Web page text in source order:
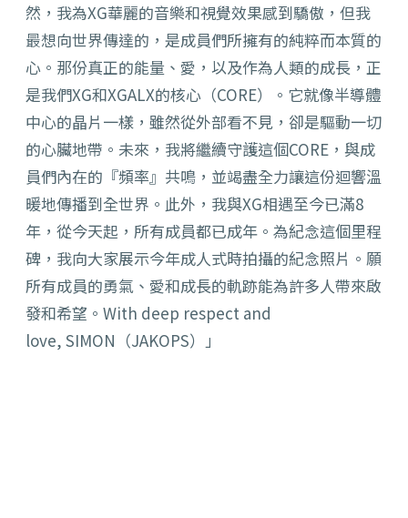
然，我為XG華麗的音樂和視覺效果感到驕傲，但我
最想向世界傳達的，是成員們所擁有的純粹而本質的
心。那份真正的能量、愛，以及作為人類的成長，正
是我們XG和XGALX的核心（CORE）。它就像半導體
中心的晶片一樣，雖然從外部看不見，卻是驅動一切
的心臟地帶。未來，我將繼續守護這個CORE，與成
員們內在的『頻率』共鳴，並竭盡全力讓這份迴響溫
暖地傳播到全世界。此外，我與XG相遇至今已滿8
年，從今天起，所有成員都已成年。為紀念這個里程
碑，我向大家展示今年成人式時拍攝的紀念照片。願
所有成員的勇氣、愛和成長的軌跡能為許多人帶來啟
發和希望。With deep respect and
love, SIMON（JAKOPS）」